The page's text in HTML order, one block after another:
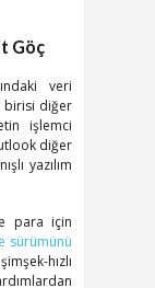
Göç
veri
diğer
işlemci
diğer
yazılım
para için
sürümünü
hızlı